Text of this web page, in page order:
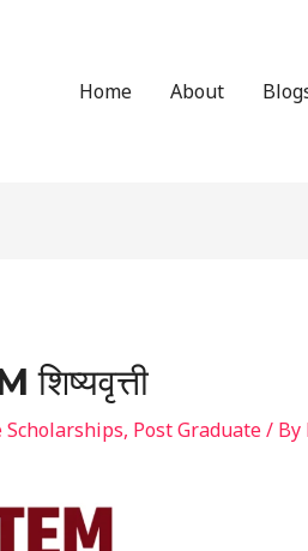
Home About
शिष्यवृत्ती
Scholarships, Post Graduate/ By